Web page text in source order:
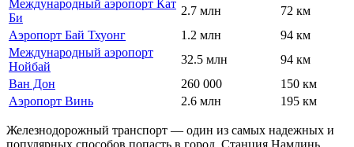
Международный аэропорт Кат
Би
2.7 млн
72 км
Аэропорт Бай Тхуонг
1.2 млн
94 км
Международный аэропорт
Нойбай
32.5 млн
94 км
Ван Дон
260 000
150 км
Аэропорт Винь
2.6 млн 195 км
Железнодорожный транспорт — один из самых надежных и
популярных способов попасть в город. Станция Намдинь